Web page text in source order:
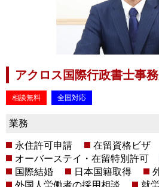
アクロス国際行政書士事
相談無料 全国対応
業務
永住許可申請 在留資格ビザ
オーバーステイ・在留特別許可
国際結婚
日本国籍取得